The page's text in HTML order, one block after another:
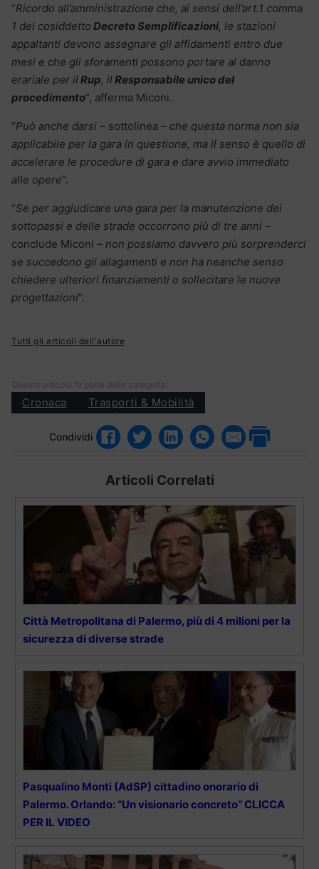
“Ricordo all’amministrazione che, ai sensi dell’art.1 comma
1 del cosiddetto Decreto Semplificazioni, le stazioni
appaltanti devono assegnare gli affidamenti entro due
mesi e che gli sforamenti possono portare al danno
erariale per ilRup, ilResponsabile unico del
procedimento“, afferma Miconi.
“Può anche darsi – sottolinea – che questa norma non sia
applicabile per la gara in questione, ma il senso è quello di
accelerare le procedure di gara e dare avvio immediato
alle opere“.
“Se per aggiudicare una gara per la manutenzione dei
sottopassi e delle strade occorrono più di tre anni –
conclude Miconi – non possiamo davvero più sorprenderci
se succedono gli allagamenti e non ha neanche senso
chiedere ulteriori finanziamenti o sollecitare le nuove
progettazioni“.
Tutti gli articoli dell'autore
Questo articolo fa parte delle categorie:
Cronaca Trasporti & Mobilità
Condividi
Articoli Correlati
Città Metropolitana di Palermo, più di 4 milioni per la
sicurezza di diverse strade
Pasqualino Monti (AdSP) cittadino onorario di
Palermo. Orlando: “Un visionario concreto” CLICCA
PER IL VIDEO